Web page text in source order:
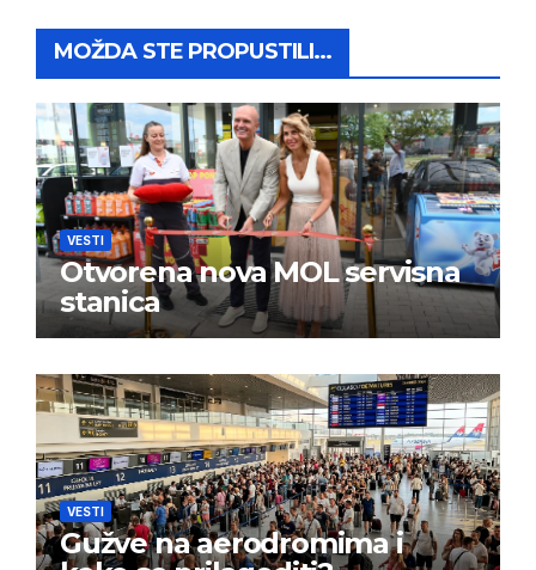
MOŽDA STE PROPUSTILI...
VESTI
Otvorena nova MOL servisna
stanica
VESTI
Gužve na aerodromima i